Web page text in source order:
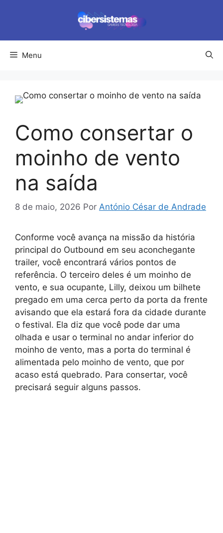
conteúdo
Menu
Como consertar o
moinho de vento
na saída
8 de maio, 2026 Por António César de Andrade
Conforme você avança na missão da história
principal do Outbound em seu aconchegante
trailer, você encontrará vários pontos de
referência. O terceiro deles é um moinho de
vento, e sua ocupante, Lilly, deixou um bilhete
pregado em uma cerca perto da porta da frente
avisando que ela estará fora da cidade durante
o festival. Ela diz que você pode dar uma
olhada e usar o terminal no andar inferior do
moinho de vento, mas a porta do terminal é
alimentada pelo moinho de vento, que por
acaso está quebrado. Para consertar, você
precisará seguir alguns passos.